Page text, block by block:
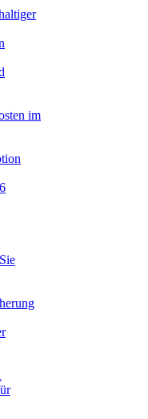
im